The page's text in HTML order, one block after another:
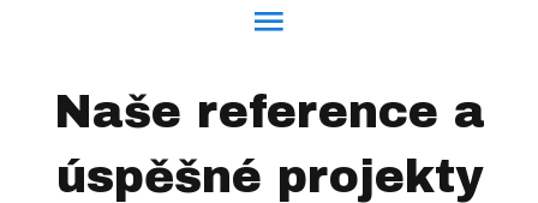
Naše reference a
úspěšné projekty